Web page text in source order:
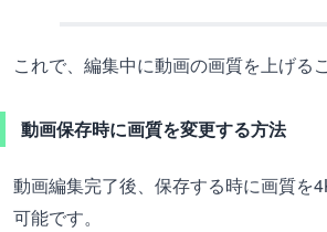
これで、編集中に動画の画質を上げる
動画保存時に画質を変更する方法
動画編集完了後、保存する時に画質を
可能です。